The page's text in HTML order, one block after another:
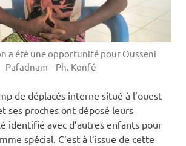
a été une opportunité pour Ousseni
Pafadnam – Ph. Konfé
de déplacés interne situé à l’ouest
ses proches ont déposé leurs
identifié avec d’autres enfants pour
spécial. C’est à l’issue de cette